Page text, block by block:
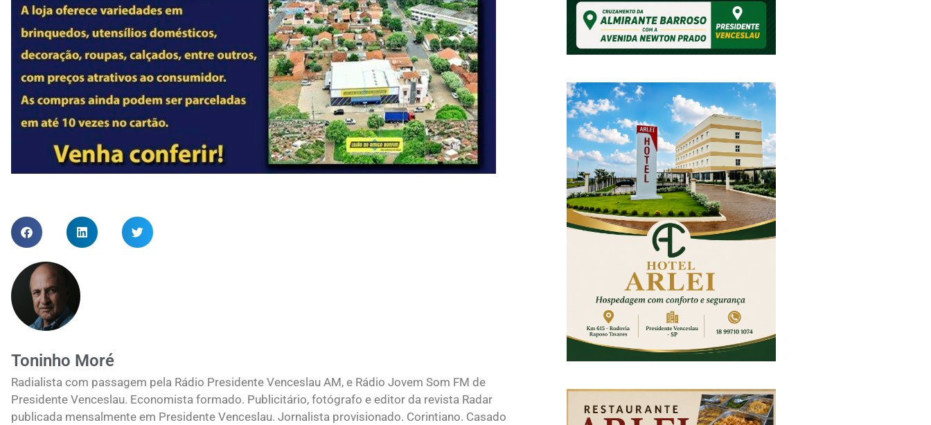
Toninho Moré
Radialista com passagem pela Rádio Presidente Venceslau AM, e Rádio Jovem Som FM de
Presidente Venceslau. Economista formado. Publicitário, fotógrafo e editor da revista Radar
publicada mensalmente em Presidente Venceslau. Jornalista provisionado. Corintiano. Casado